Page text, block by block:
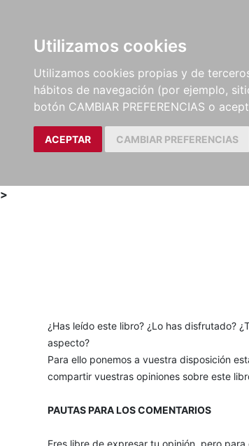
Utilizamos cookies
Utilizamos cookies propias y de
hábitos de navegación (por ejemplo,
botón CAMBIAR PREFERENCIAS o
ACEPTAR CAMBIAR PREFERENCIAS
LIBROS
MÉTODOS Y
EJERCICIOS
CRÍTICAS
>
¿Has leído este libro? ¿Lo has disfrutado?
aspecto?
Para ello ponemos a vuestra disposición
compartir vuestras opiniones sobre este
PAUTAS PARA LOS COMENTARIOS
Eres libre de expresar tu opinión, pero